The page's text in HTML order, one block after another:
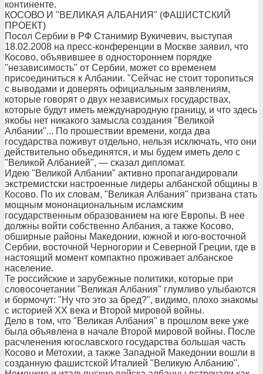
континенте.
КОСОВО И "ВЕЛИКАЯ АЛБАНИЯ" (ФАШИСТСКИЙ
ПРОЕКТ)
Посол Сербии в РФ Станимир Вукичевич, выступая
18.02.2008 на пресс-конференции в Москве заявил, что
Косово, объявившее в одностороннем порядке
"независимость" от Сербии, может со временем
присоединиться к Албании. "Сейчас не стоит торопиться
с выводами и доверять официальным заявлениям,
которые говорят о двух независимых государствах,
которые будут иметь международную границу, и что здесь
якобы нет никакого замысла создания "Великой
Албании"... По прошествии времени, когда два
государства поживут отдельно, нельзя исключать, что они
действительно объединятся, и мы будем иметь дело с
"Великой Албанией", — сказал дипломат.
Идею "Великой Албании" активно пропагандировали
экстремистски настроенные лидеры албанской общины в
Косово. По их словам, "Великая Албания" призвана стать
мощным мононациональным исламским
государственным образованием на юге Европы. В нее
должны войти собственно Албания, а также Косово,
обширные районы Македонии, южной и юго-восточной
Сербии, восточной Черногории и Северной Греции, где в
настоящий момент компактно проживает албанское
население.
Те российские и зарубежные политики, которые при
словосочетании "Великая Албания" глумливо улыбаются
и бормочут: "Ну что это за бред?", видимо, плохо знакомы
с историей ХХ века и Второй мировой войны.
Дело в том, что "Великая Албания" в прошлом веке уже
была объявлена в начале Второй мировой войны. После
расчленения югославского государства большая часть
Косово и Метохии, а также Западной Македонии вошли в
созданную фашистской Италией "Великую Албанию".